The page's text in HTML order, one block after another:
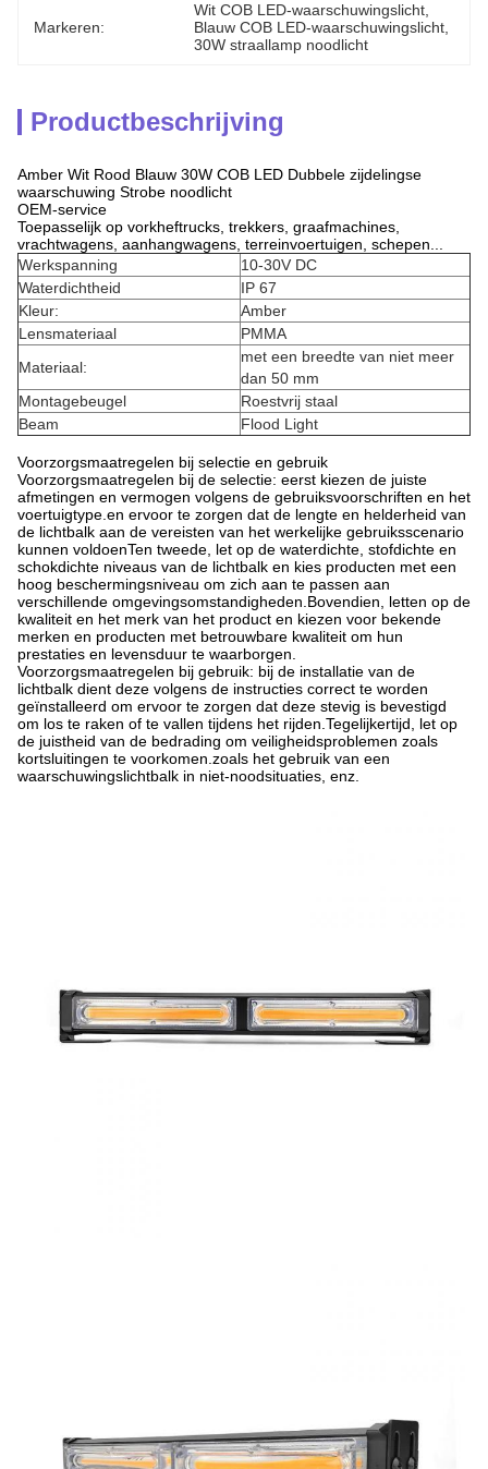
Markeren:
Wit COB LED-waarschuwingslicht
Blauw COB LED-waarschuwingslicht
30W straallamp noodlicht
Productbeschrijving
Amber Wit Rood Blauw 30W COB LED Dubbele zijdelingse
waarschuwing Strobe noodlicht
OEM-service
Toepasselijk op vorkheftrucks, trekkers, graafmachines,
vrachtwagens, aanhangwagens, terreinvoertuigen, schepen...
Werkspanning
10-30V DC
Waterdichtheid
IP 67
Kleur:
Amber
Lensmateriaal
PMMA
Materiaal:
met een breedte van niet meer
dan 50 mm
Montagebeugel
Roestvrij staal
Beam
Flood Light
Voorzorgsmaatregelen bij selectie en gebruik
Voorzorgsmaatregelen bij de selectie: eerst kiezen de juiste
afmetingen en vermogen volgens de gebruiksvoorschriften en het
voertuigtype.en ervoor te zorgen dat de lengte en helderheid van
de lichtbalk aan de vereisten van het werkelijke gebruiksscenario
kunnen voldoenTen tweede, let op de waterdichte, stofdichte en
schokdichte niveaus van de lichtbalk en kies producten met een
hoog beschermingsniveau om zich aan te passen aan
verschillende omgevingsomstandigheden.Bovendien, letten op de
kwaliteit en het merk van het product en kiezen voor bekende
merken en producten met betrouwbare kwaliteit om hun
prestaties en levensduur te waarborgen.
Voorzorgsmaatregelen bij gebruik: bij de installatie van de
lichtbalk dient deze volgens de instructies correct te worden
geïnstalleerd om ervoor te zorgen dat deze stevig is bevestigd
om los te raken of te vallen tijdens het rijden.Tegelijkertijd, let op
de juistheid van de bedrading om veiligheidsproblemen zoals
kortsluitingen te voorkomen.zoals het gebruik van een
waarschuwingslichtbalk in niet-noodsituaties, enz.